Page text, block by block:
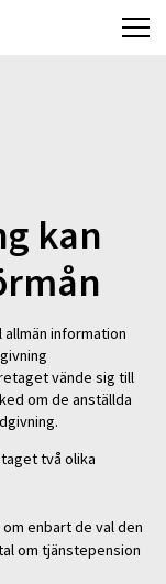
kan
information
vände sig till
om de anställda
två olika
enbart de val den
om tjänstepension